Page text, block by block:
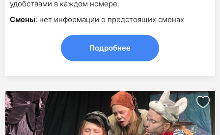
удобствами в каждом номере.
Смены: нет информации о предстоящих сменах
Подробнее